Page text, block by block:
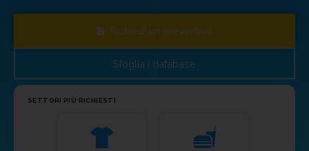
Richiedi un preventivo
Sfoglia i database
SETTORI PIÙ RICHIESTI